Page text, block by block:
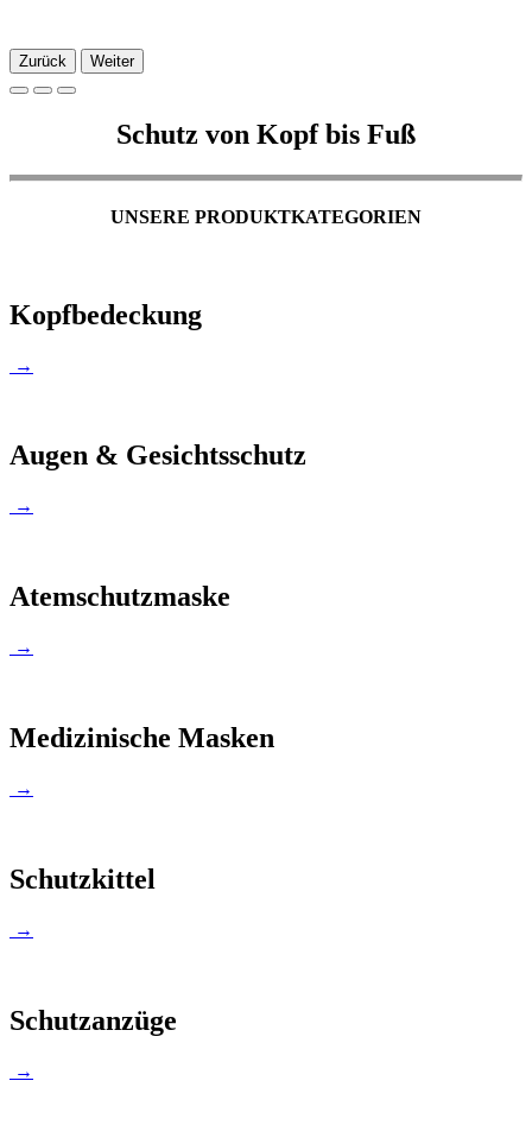
Zurück Weiter
Schutz von Kopf bis Fuß
UNSERE PRODUKTKATEGORIEN
Kopfbedeckung
→
Augen & Gesichtsschutz
→
Atemschutzmaske
→
Medizinische Masken
→
Schutzkittel
→
Schutzanzüge
→